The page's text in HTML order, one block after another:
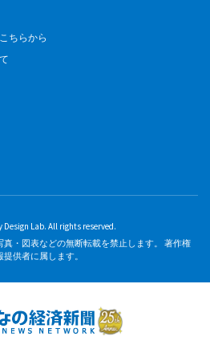
ちらから
Lab. All rights reserved.
・図表などの無断転載を禁止します。 著作権
供者に属します。